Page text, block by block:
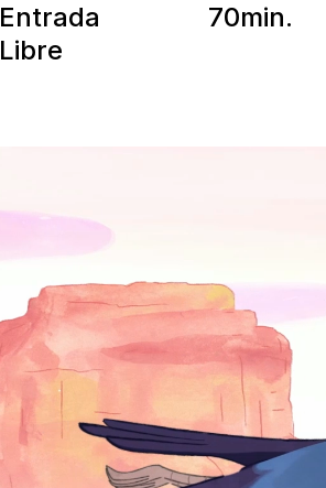
Entrada
Libre
70min.